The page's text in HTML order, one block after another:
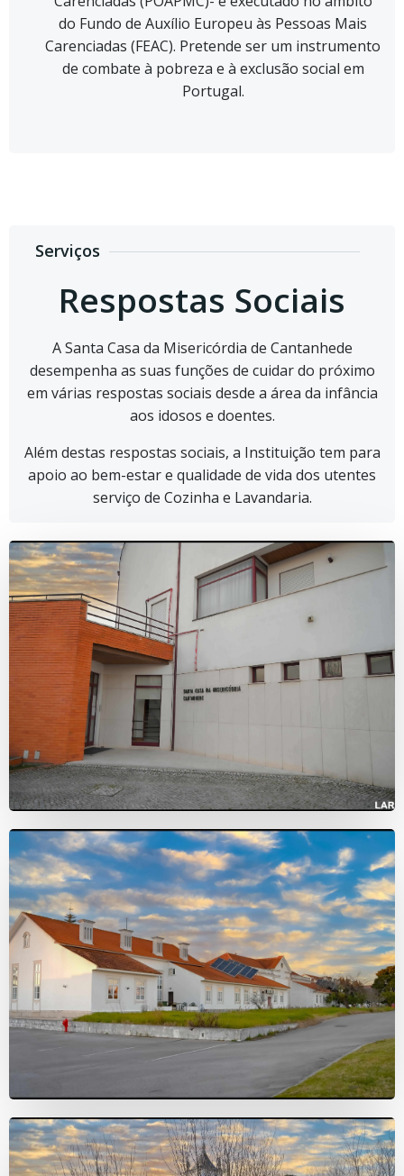
do Fundo de Auxílio Europeu às Pessoas Mais
Carenciadas (FEAC). Pretende ser um instrumento
de combate à pobreza e à exclusão social em
Portugal.
Serviços
Respostas Sociais
A Santa Casa da Misericórdia de Cantanhede
desempenha as suas funções de cuidar do próximo
em várias respostas sociais desde a área da infância
aos idosos e doentes.
Além destas respostas sociais, a Instituição tem para
apoio ao bem-estar e qualidade de vida dos utentes
serviço de Cozinha e Lavandaria.